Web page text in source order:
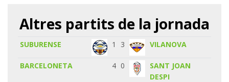
Altres partits de la jornada
SUBURENSE 1 3 VILANOVA
BARCELONETA 4 0
SANT JOAN
DESPI